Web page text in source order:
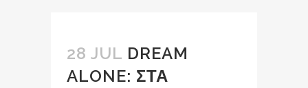
28 JUL DREAM
ALONE: ΣΤΑ